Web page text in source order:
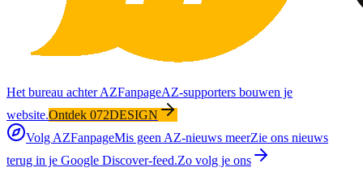
Het bureau achter AZFanpageAZ-supporters bouwen je
website.Ontdek 072DESIGN
Volg AZFanpageMis geen AZ-nieuws meerZie ons nieuws
terug in je Google Discover-feed.Zo volg je ons